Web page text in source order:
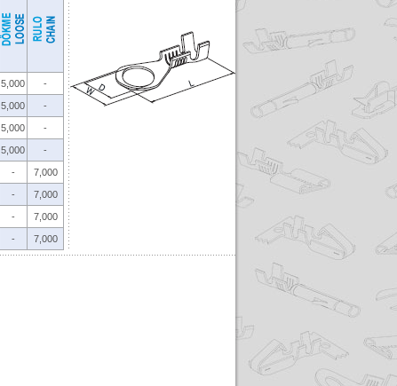
5,000 -
5,000
-
5,000
-
5,000 -
- 7,000
-
7,000
-
7,000
- 7,000